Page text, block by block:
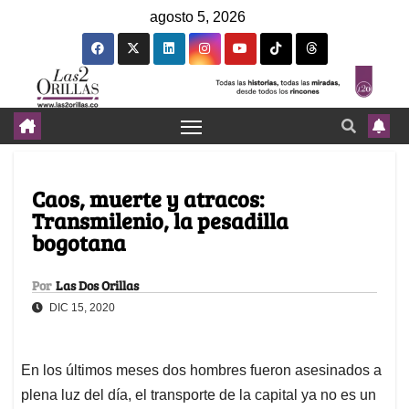
agosto 5, 2026
Caos, muerte y atracos:
Transmilenio, la pesadilla
bogotana
Por Las Dos Orillas
DIC 15, 2020
En los últimos meses dos hombres fueron asesinados a
plena luz del día, el transporte de la capital ya no es un